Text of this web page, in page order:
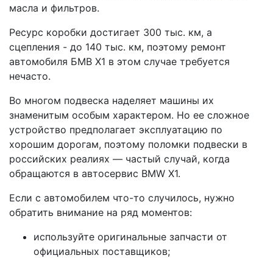
масла и фильтров.
Ресурс коробки достигает 300 тыс. км, а
сцепления - до 140 тыс. км, поэтому ремонт
автомобиля БМВ X1 в этом случае требуется
нечасто.
Во многом подвеска наделяет машины их
знаменитым особым характером. Но ее сложное
устройство предполагает эксплуатацию по
хорошим дорогам, поэтому поломки подвески в
российских реалиях — частый случай, когда
обращаются в автосервис BMW X1.
Если с автомобилем что-то случилось, нужно
обратить внимание на ряд моментов:
используйте оригинальные запчасти от
официальных поставщиков;